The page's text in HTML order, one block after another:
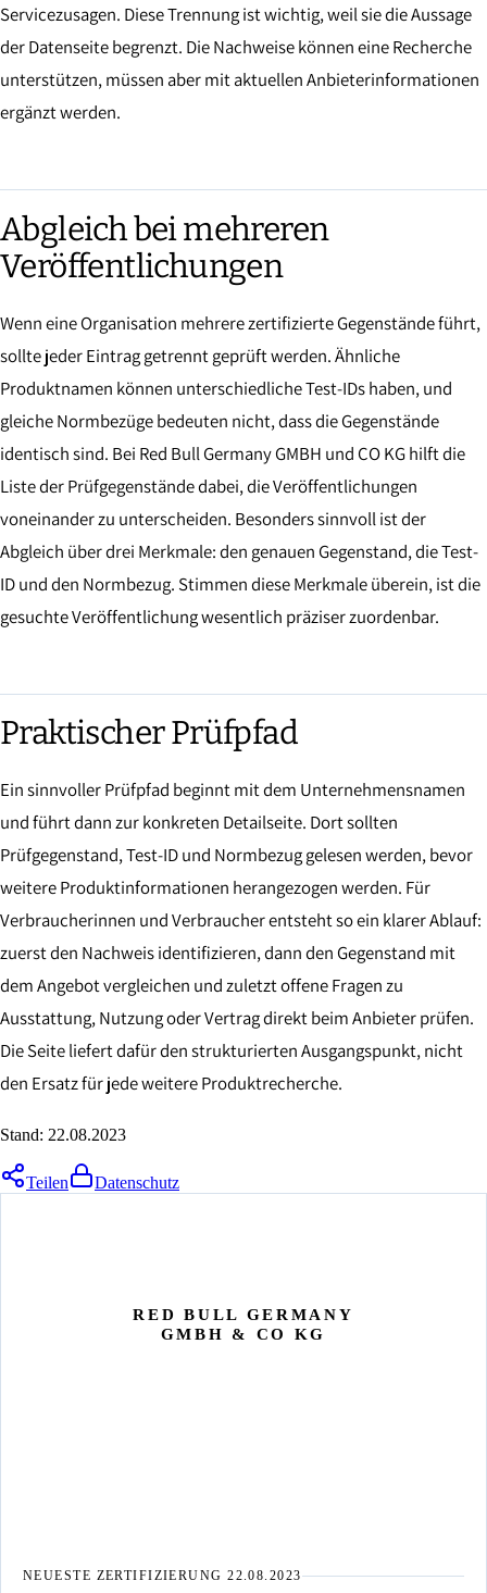
Servicezusagen. Diese Trennung ist wichtig, weil sie die Aussage
der Datenseite begrenzt. Die Nachweise können eine Recherche
unterstützen, müssen aber mit aktuellen Anbieterinformationen
ergänzt werden.
Abgleich bei mehreren
Veröffentlichungen
Wenn eine Organisation mehrere zertifizierte Gegenstände führt,
sollte jeder Eintrag getrennt geprüft werden. Ähnliche
Produktnamen können unterschiedliche Test-IDs haben, und
gleiche Normbezüge bedeuten nicht, dass die Gegenstände
identisch sind. Bei Red Bull Germany GMBH und CO KG hilft die
Liste der Prüfgegenstände dabei, die Veröffentlichungen
voneinander zu unterscheiden. Besonders sinnvoll ist der
Abgleich über drei Merkmale: den genauen Gegenstand, die Test-
ID und den Normbezug. Stimmen diese Merkmale überein, ist die
gesuchte Veröffentlichung wesentlich präziser zuordenbar.
Praktischer Prüfpfad
Ein sinnvoller Prüfpfad beginnt mit dem Unternehmensnamen
und führt dann zur konkreten Detailseite. Dort sollten
Prüfgegenstand, Test-ID und Normbezug gelesen werden, bevor
weitere Produktinformationen herangezogen werden. Für
Verbraucherinnen und Verbraucher entsteht so ein klarer Ablauf:
zuerst den Nachweis identifizieren, dann den Gegenstand mit
dem Angebot vergleichen und zuletzt offene Fragen zu
Ausstattung, Nutzung oder Vertrag direkt beim Anbieter prüfen.
Die Seite liefert dafür den strukturierten Ausgangspunkt, nicht
den Ersatz für jede weitere Produktrecherche.
Stand: 22.08.2023
Teilen Datenschutz
RED BULL GERMANY
GMBH & CO KG
NEUESTE ZERTIFIZIERUNG22.08.2023